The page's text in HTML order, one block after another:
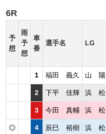
6R
予
想
雨
予
想
車
番
選手名 LG
1 福田 義久 山 陽
2 下平 佳輝 浜 松
3 今田 真輔 浜 松
◎ 4 辰巳 裕樹 浜 松